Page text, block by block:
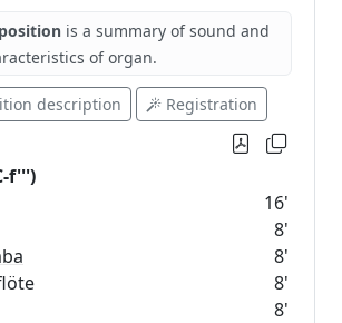
is a summary of sound and
of organ.
description Registration
f''')
16'
8'
8'
8'
8'